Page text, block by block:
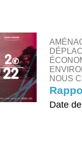
NOUS
Date